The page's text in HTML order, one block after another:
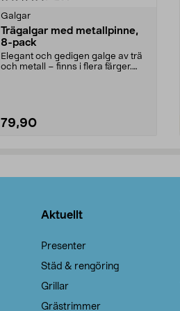
Galgar
Trägalgar med metallpinne,
8-pack
Elegant och gedigen galge av trä
och metall – finns i flera färger.
79,90
Aktuellt
Presenter
Städ & rengöring
Grillar
Grästrimmer